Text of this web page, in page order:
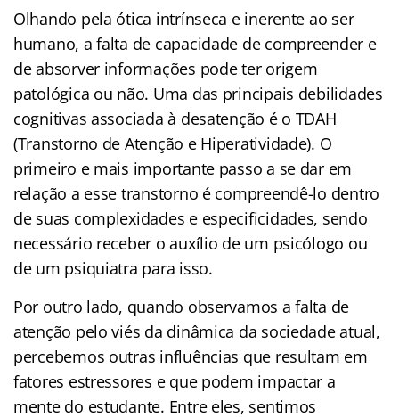
Olhando pela ótica intrínseca e inerente ao ser
humano, a falta de capacidade de compreender e
de absorver informações pode ter origem
patológica ou não. Uma das principais debilidades
cognitivas associada à desatenção é o TDAH
(Transtorno de Atenção e Hiperatividade). O
primeiro e mais importante passo a se dar em
relação a esse transtorno é compreendê-lo dentro
de suas complexidades e especificidades, sendo
necessário receber o auxílio de um psicólogo ou
de um psiquiatra para isso.
Por outro lado, quando observamos a falta de
atenção pelo viés da dinâmica da sociedade atual,
percebemos outras influências que resultam em
fatores estressores e que podem impactar a
mente do estudante. Entre eles, sentimos